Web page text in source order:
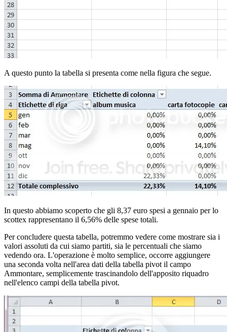
A questo punto la tabella si presenta come nella figura che segue.
In questo abbiamo scoperto che gli 8,37 euro spesi a gennaio per lo
scottex rappresentano il 6,56% delle spese totali.
Per concludere questa tabella, potremmo vedere come mostrare sia i
valori assoluti da cui siamo partiti, sia le percentuali che siamo
vedendo ora. L'operazione è molto semplice, occorre aggiungere
una seconda volta nell'area dati della tabella pivot il campo
Ammontare, semplicemente trascinandolo dell'apposito riquadro
nell'elenco campi della tabella pivot.